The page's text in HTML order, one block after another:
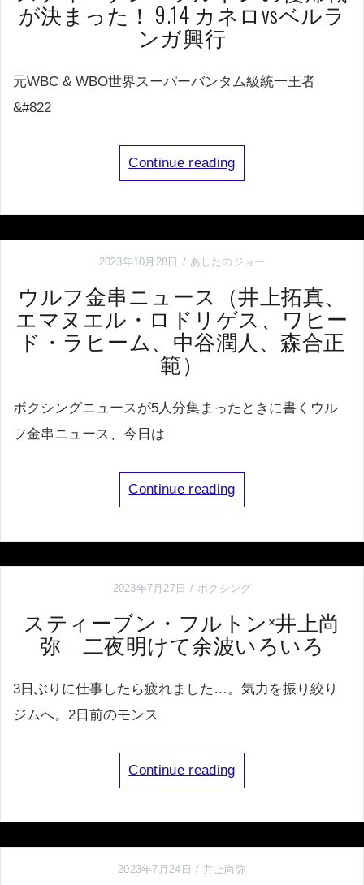
が決まった！ 9.14 カネロvsベルラ
ンガ興行
元WBC & WBO世界スーパーバンタム級統一王者
&#822
Continue reading
2023年10月28日 あしたのジョー
ウルフ金串ニュース（井上拓真、
エマヌエル・ロドリゲス、ワヒー
ド・ラヒーム、中谷潤人、森合正
範）
ボクシングニュースが5人分集まったときに書くウル
フ金串ニュース、今日は
Continue reading
2023年7月27日 ボクシング
スティーブン・フルトン×井上尚
弥 二夜明けて余波いろいろ
3日ぶりに仕事したら疲れました…。気力を振り絞り
ジムへ。2日前のモンス
Continue reading
2023年7月24日 井上尚弥